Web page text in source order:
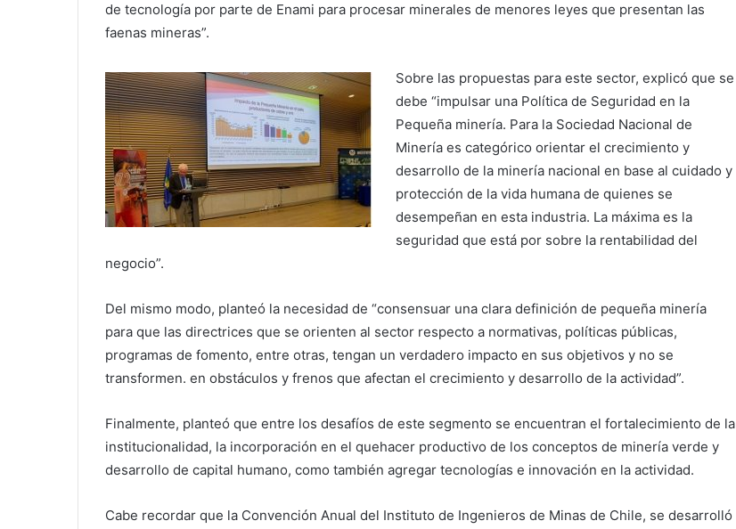
de tecnología por parte de Enami para procesar minerales de menores leyes que presentan las
faenas mineras”.
Sobre las propuestas para este sector, explicó que se
debe “impulsar una Política de Seguridad en la
Pequeña minería. Para la Sociedad Nacional de
Minería es categórico orientar el crecimiento y
desarrollo de la minería nacional en base al cuidado y
protección de la vida humana de quienes se
desempeñan en esta industria. La máxima es la
seguridad que está por sobre la rentabilidad del
negocio”.
Del mismo modo, planteó la necesidad de “consensuar una clara definición de pequeña minería
para que las directrices que se orienten al sector respecto a normativas, políticas públicas,
programas de fomento, entre otras, tengan un verdadero impacto en sus objetivos y no se
transformen. en obstáculos y frenos que afectan el crecimiento y desarrollo de la actividad”.
Finalmente, planteó que entre los desafíos de este segmento se encuentran el fortalecimiento de la
institucionalidad, la incorporación en el quehacer productivo de los conceptos de minería verde y
desarrollo de capital humano, como también agregar tecnologías e innovación en la actividad.
Cabe recordar que la Convención Anual del Instituto de Ingenieros de Minas de Chile, se desarrolló